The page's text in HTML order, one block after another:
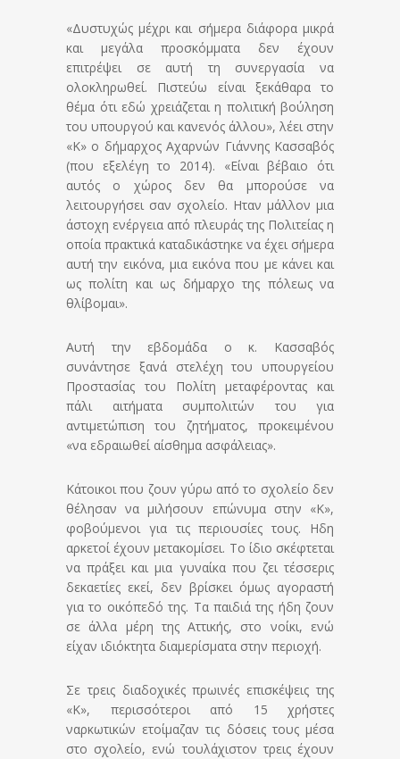
«Δυστυχώς μέχρι και σήμερα διάφορα μικρά
και μεγάλα προσκόμματα δεν έχουν
επιτρέψει σε αυτή τη συνεργασία να
ολοκληρωθεί. Πιστεύω είναι ξεκάθαρα το
θέμα ότι εδώ χρειάζεται η πολιτική βούληση
του υπουργού και κανενός άλλου», λέει στην
«Κ» ο δήμαρχος Αχαρνών Γιάννης Κασσαβός
(που εξελέγη το 2014). «Είναι βέβαιο ότι
αυτός ο χώρος δεν θα μπορούσε να
λειτουργήσει σαν σχολείο. Ηταν μάλλον μια
άστοχη ενέργεια από πλευράς της Πολιτείας η
οποία πρακτικά καταδικάστηκε να έχει σήμερα
αυτή την εικόνα, μια εικόνα που με κάνει και
ως πολίτη και ως δήμαρχο της πόλεως να
θλίβομαι».
Αυτή την εβδομάδα ο κ. Κασσαβός
συνάντησε ξανά στελέχη του υπουργείου
Προστασίας του Πολίτη μεταφέροντας και
πάλι αιτήματα συμπολιτών του για
αντιμετώπιση του ζητήματος, προκειμένου
«να εδραιωθεί αίσθημα ασφάλειας».
Κάτοικοι που ζουν γύρω από το σχολείο δεν
θέλησαν να μιλήσουν επώνυμα στην «Κ»,
φοβούμενοι για τις περιουσίες τους. Ηδη
αρκετοί έχουν μετακομίσει. Το ίδιο σκέφτεται
να πράξει και μια γυναίκα που ζει τέσσερις
δεκαετίες εκεί, δεν βρίσκει όμως αγοραστή
για το οικόπεδό της. Τα παιδιά της ήδη ζουν
σε άλλα μέρη της Αττικής, στο νοίκι, ενώ
είχαν ιδιόκτητα διαμερίσματα στην περιοχή.
Σε τρεις διαδοχικές πρωινές επισκέψεις της
«Κ», περισσότεροι από 15 χρήστες
ναρκωτικών ετοίμαζαν τις δόσεις τους μέσα
στο σχολείο, ενώ τουλάχιστον τρεις έχουν